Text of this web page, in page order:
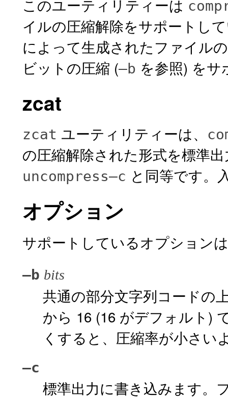
このユーティリティーは
イルの圧縮解除をサポートし
によって生成されたファイル
ビットの圧縮 (–b を参照) を
zcat
zcat ユーティリティーは、
の圧縮解除された形式を標準
uncompress–c と同等です。
オプション
サポートしているオプション
–b bits
共通の部分文字列コードの
から 16 (16 がデフォルト)
くすると、圧縮率が小さい
–c
標準出力に書き込みます。